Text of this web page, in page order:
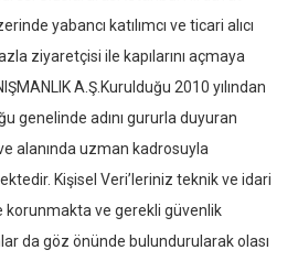
yabancı katılımcı ve ticari alıcı
ziyaretçisi ile kapılarını açmaya
A.Ş.Kurulduğu 2010 yılından
genelinde adını gururla duyuran
alanında uzman kadrosuyla
Kişisel Veri’leriniz teknik ve idari
ve gerekli güvenlik
da göz önünde bulundurularak olası